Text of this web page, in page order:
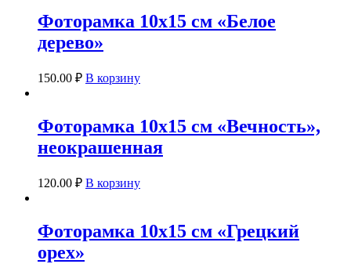
Фоторамка 10х15 см «Белое
дерево»
150.00 ₽ В корзину
Фоторамка 10х15 см «Вечность»,
неокрашенная
120.00 ₽ В корзину
Фоторамка 10х15 см «Грецкий
орех»